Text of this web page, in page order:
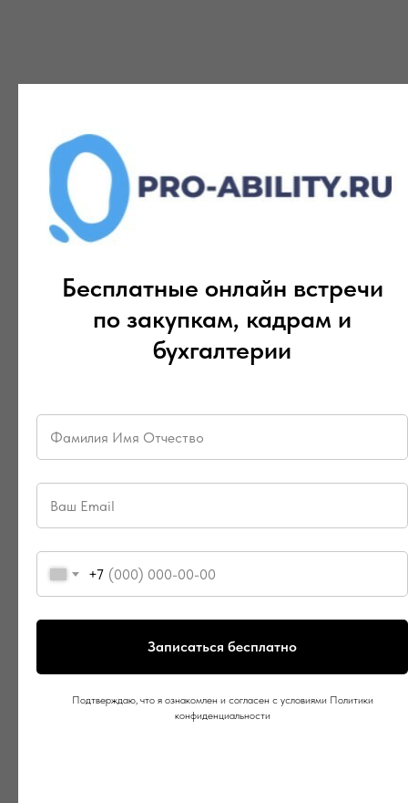
Бесплатные онлайн встречи
по закупкам, кадрам и
бухгалтерии
+7
Записаться бесплатно
Подтверждаю, что я ознакомлен и согласен с условиями Политики
конфиденциальности